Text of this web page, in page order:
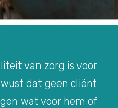
van zorg is voor
dat geen cliënt
wat voor hem of